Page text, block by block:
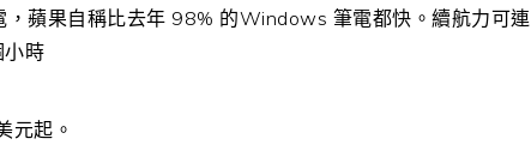
蘋果自稱比去年 98% 的Windows 筆電都快。續航力可連
時
元起。